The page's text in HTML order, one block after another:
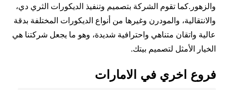
والزهور.كما تقوم الشركة بتصميم وتنفيذ الديكورات الثري دي،
والانتقالية، والمودرن وغيرها من أنواع الديكورات المختلفة بدقة
عالية واتقان متناهي واحترافية شديدة، وهو ما يجعل شركتنا هي
الخيار الأمثل لتصميم بيتك.
فروع اخري في الامارات